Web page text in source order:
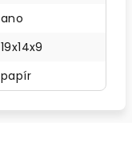
ano
19x14x9
papír